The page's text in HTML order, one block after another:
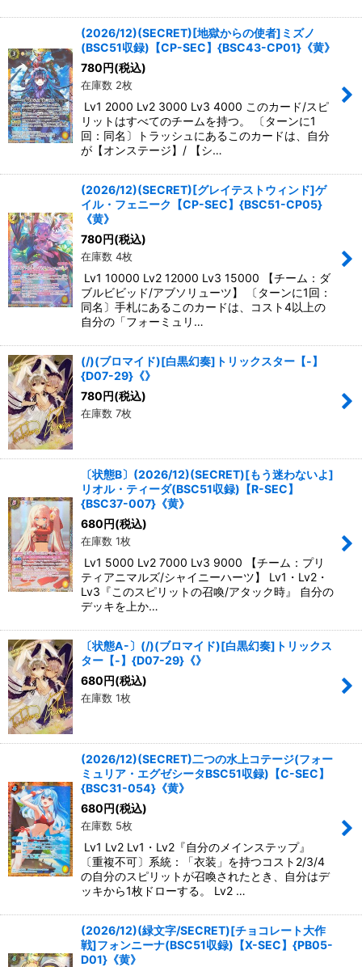
(2026/12)(SECRET)[地獄からの使者]ミズノ
(BSC51収録)【CP-SEC】{BSC43-CP01}《黄》
780円(税込)
在庫数 2枚
Lv1 2000 Lv2 3000 Lv3 4000 このカード/スピ
リットはすべてのチームを持つ。 〔ターンに1
回：同名〕トラッシュにあるこのカードは、自分
が【オンステージ】/ 【シ…
(2026/12)(SECRET)[グレイテストウィンド]ゲ
イル・フェニーク【CP-SEC】{BSC51-CP05}
《黄》
780円(税込)
在庫数 4枚
Lv1 10000 Lv2 12000 Lv3 15000 【チーム：ダ
ブルビビッド/アブソリューツ】 〔ターンに1回：
同名〕手札にあるこのカードは、コスト4以上の
自分の「フォーミュリ…
(/)(ブロマイド)[白黒幻奏]トリックスター【-】
{D07-29}《》
780円(税込)
在庫数 7枚
〔状態B〕(2026/12)(SECRET)[もう迷わないよ]
リオル・ティーダ(BSC51収録)【R-SEC】
{BSC37-007}《黄》
680円(税込)
在庫数 1枚
Lv1 5000 Lv2 7000 Lv3 9000 【チーム：プリ
ティアニマルズ/シャイニーハーツ】 Lv1・Lv2・
Lv3『このスピリットの召喚/アタック時』 自分の
デッキを上か…
〔状態A-〕(/)(ブロマイド)[白黒幻奏]トリックス
ター【-】{D07-29}《》
680円(税込)
在庫数 1枚
(2026/12)(SECRET)二つの水上コテージ(フォー
ミュリア・エグゼシータBSC51収録)【C-SEC】
{BSC31-054}《黄》
680円(税込)
在庫数 5枚
Lv1 Lv2 Lv1・Lv2『自分のメインステップ』
〔重複不可〕系統：「衣装」を持つコスト2/3/4
の自分のスピリットが召喚されたとき、自分はデ
ッキから1枚ドローする。 Lv2 …
(2026/12)(緑文字/SECRET)[チョコレート大作
戦]フォンニーナ(BSC51収録)【X-SEC】{PB05-
D01}《黄》